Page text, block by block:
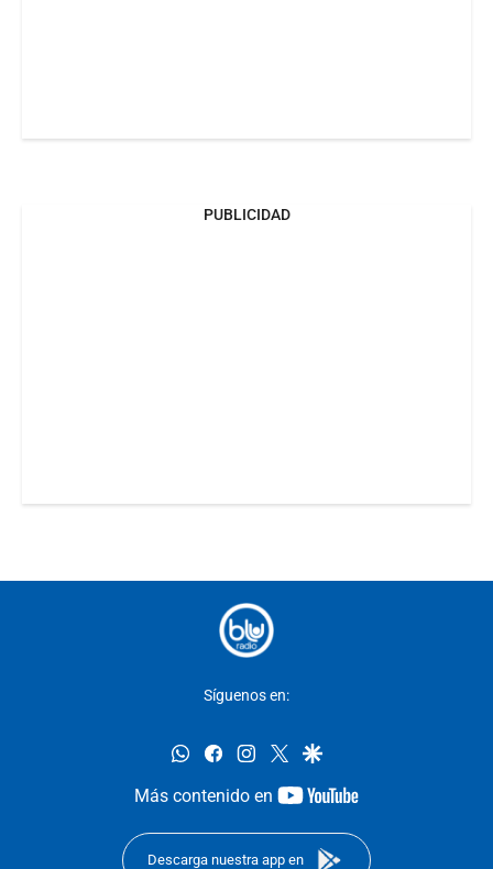
PUBLICIDAD
Síguenos en:
whatsappfacebookinstagram
twittergoogle
Más contenido en
youtube-
Descarga nuestra app en